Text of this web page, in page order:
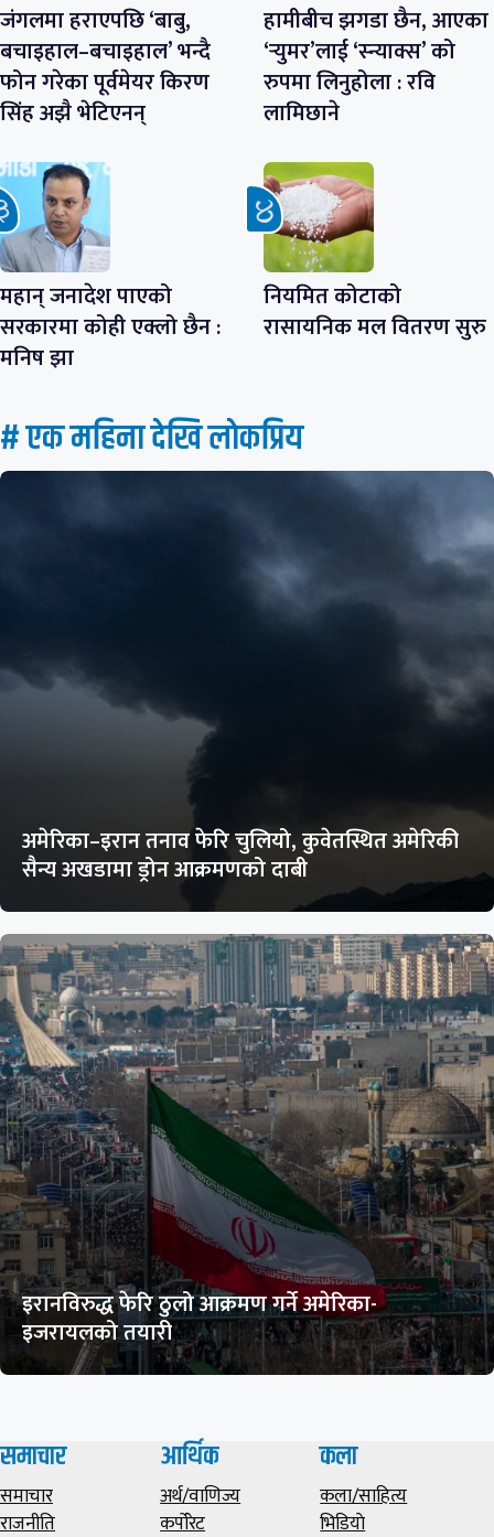
जंगलमा हराएपछि ‘बाबु,
बचाइहाल–बचाइहाल’ भन्दै
फोन गरेका पूर्वमेयर किरण
सिंह अझै भेटिएनन्
हामीबीच झगडा छैन, आएका
‘र्‍युमर’लाई ‘स्न्याक्स’ को
रुपमा लिनुहोला : रवि
लामिछाने
महान् जनादेश पाएको
सरकारमा कोही एक्लो छैन :
मनिष झा
नियमित कोटाको
रासायनिक मल वितरण सुरु
# एक महिना देखि लाेकप्रिय
अमेरिका–इरान तनाव फेरि चुलियो, कुवेतस्थित अमेरिकी
सैन्य अखडामा ड्रोन आक्रमणको दाबी
इरानविरुद्ध फेरि ठुलो आक्रमण गर्ने अमेरिका-
इजरायलको तयारी
समाचार
समाचार
राजनीति
आर्थिक
अर्थ/वाणिज्य
कर्पोरेट
कला
कला/साहित्य
भिडियाे